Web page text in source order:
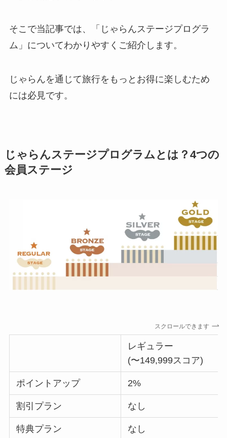
そこで当記事では、「じゃらんステージプログラ
ム」についてわかりやすくご紹介します。
じゃらんを通じて旅行をもっとお得に楽しむため
には必見です。
じゃらんステージプログラムとは？4つの
会員ステージ
スクロールできます
レギュラー
(〜149,999スコア)
ポイントアップ 2%
割引プラン なし
特典プラン なし